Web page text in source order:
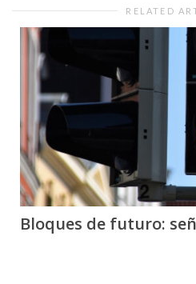
RELATED
Bloques de futuro: